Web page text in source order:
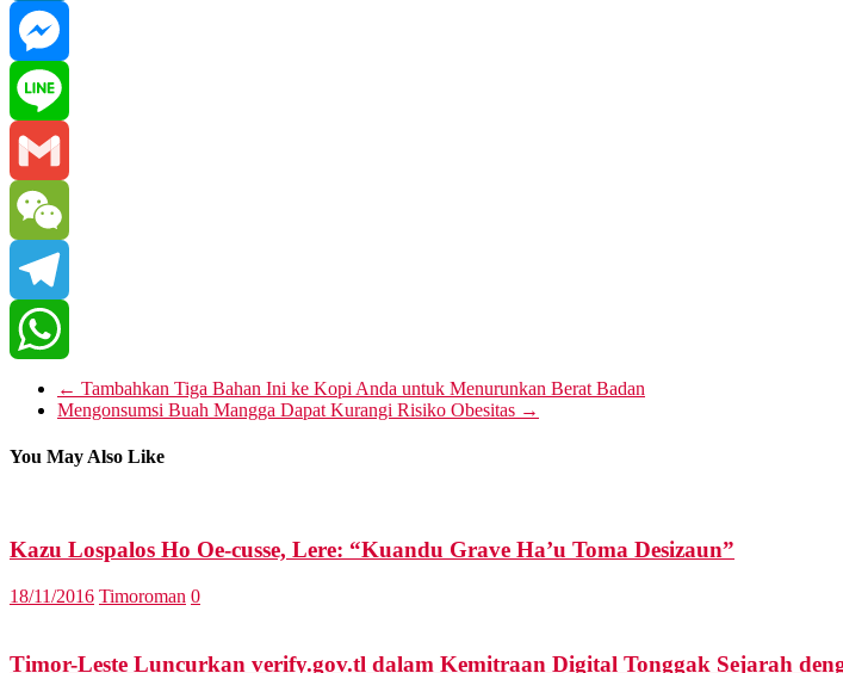
LinkedIn
Messenger
Line
Gmail
WeChat
Telegram
WhatsApp
← Tambahkan Tiga Bahan Ini ke Kopi Anda untuk Menurunkan Berat Badan
Mengonsumsi Buah Mangga Dapat Kurangi Risiko Obesitas →
You May Also Like
Kazu Lospalos Ho Oe-cusse, Lere: “Kuandu Grave Ha’u Toma Desizaun”
18/11/2016 Timoroman 0
Timor-Leste Luncurkan verify.gov.tl dalam Kemitraan Digital Tonggak Sejarah